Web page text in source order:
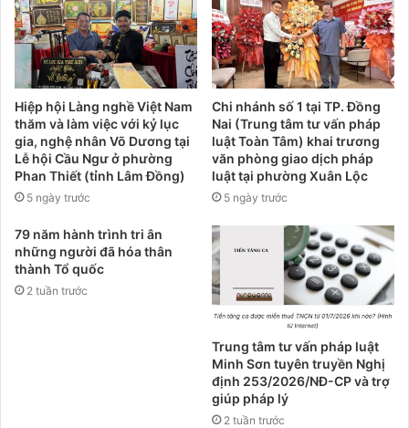
Hiệp hội Làng nghề Việt Nam
thăm và làm việc với kỷ lục
gia, nghệ nhân Võ Dương tại
Lễ hội Cầu Ngư ở phường
Phan Thiết (tỉnh Lâm Đồng)
5 ngày trước
Chi nhánh số 1 tại TP. Đồng
Nai (Trung tâm tư vấn pháp
luật Toàn Tâm) khai trương
văn phòng giao dịch pháp
luật tại phường Xuân Lộc
5 ngày trước
79 năm hành trình tri ân
những người đã hóa thân
thành Tổ quốc
2 tuần trước
Trung tâm tư vấn pháp luật
Minh Sơn tuyên truyền Nghị
định 253/2026/NĐ-CP và trợ
giúp pháp lý
2 tuần trước